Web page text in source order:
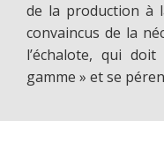
de la production à
convaincus de la
l’échalote, qui
gamme » et se